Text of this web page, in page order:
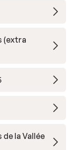
(extra
de la Vallée